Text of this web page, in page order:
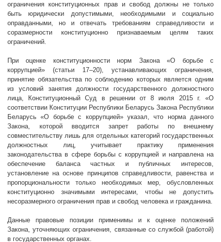
ограничения конституционных прав и свобод должны не только
быть юридически допустимыми, необходимыми и социально
оправданными, но и отвечать требованиям справедливости и
соразмерности конституционно признаваемым целям таких
ограничений.
При оценке конституционности норм Закона «О борьбе с
коррупцией» (статьи 17–20), устанавливающих ограничения,
принятие обязательства по соблюдению которых является одним
из условий занятия должности государственного должностного
лица, Конституционный Суд в решении от 8 июля 2015 г. «О
соответствии Конституции Республики Беларусь Закона Республики
Беларусь «О борьбе с коррупцией» указал, что норма данного
Закона, которой вводится запрет работы по внешнему
совместительству лишь для отдельных категорий государственных
должностных лиц, учитывает практику применения
законодательства в сфере борьбы с коррупцией и направлена на
обеспечение баланса частных и публичных интересов,
установление на основе принципов справедливости, равенства и
пропорциональности только необходимых мер, обусловленных
конституционно значимыми интересами, чтобы не допустить
несоразмерного ограничения прав и свобод человека и гражданина.
Данные правовые позиции применимы и к оценке положений
Закона, уточняющих ограничения, связанные со службой (работой)
в государственных органах.